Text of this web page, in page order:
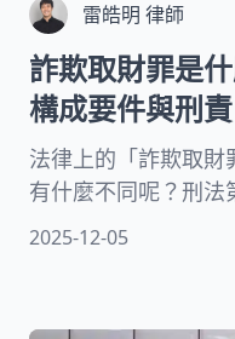
雷皓明 律師
詐欺取財罪是
構成要件與刑責
法律上的「詐欺取財
有什麼不同呢？刑法
罪名的構成要件。簡
人財產損失，也嚴
2025-12-05